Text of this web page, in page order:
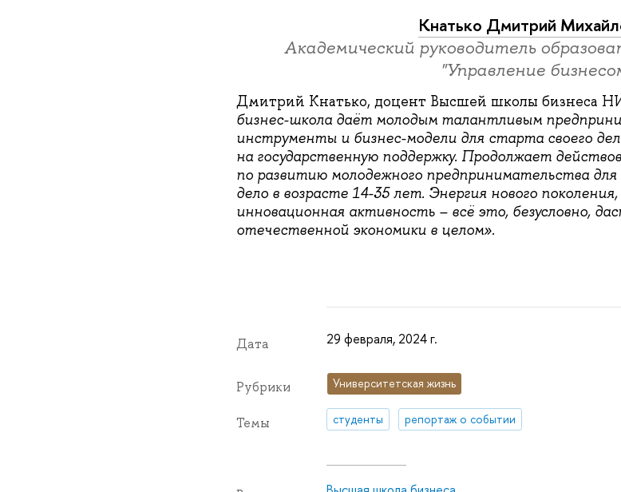
Кнатько Дмитрий
Академический руководитель
"Управление
Дмитрий Кнатько, доцент Высшей школы бизнеса
бизнес-школа даёт молодым талантливым
инструменты и бизнес-модели для старта своего
на государственную поддержку. Продолжает
по развитию молодежного предпринимательства
дело в возрасте 14-35 лет. Энергия нового
инновационная активность – всё это, безусловно,
отечественной экономики в целом».
Дата 29 февраля, 2024 г.
Рубрики Университетская жизнь
Темы студенты репортаж о событии